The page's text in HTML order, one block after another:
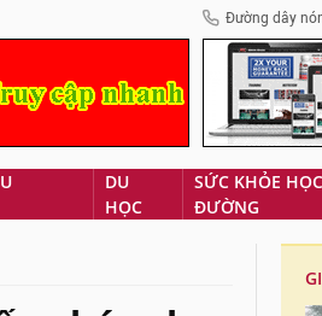
Đường dây
DU
HỌC
SỨC KHỎE HỌC
ĐƯỜNG